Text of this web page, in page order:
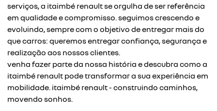
serviços, a itaimbé renault se orgulha de ser referência
em qualidade e compromisso. seguimos crescendo e
evoluindo, sempre com o objetivo de entregar mais do
que carros: queremos entregar confiança, segurança e
realização aos nossos clientes.
venha fazer parte da nossa história e descubra como a
itaimbé renault pode transformar a sua experiência em
mobilidade. itaimbé renault - construindo caminhos,
movendo sonhos.